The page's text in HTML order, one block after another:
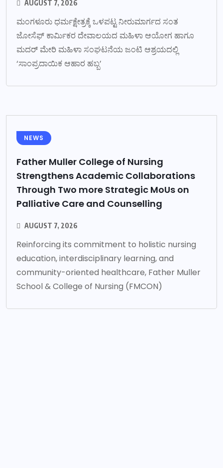
AUGUST 7, 2026
ಮಂಗಳೂರು ಧರ್ಮಕ್ಷೇತ್ರಕ್ಕೆ ಒಳಪಟ್ಟ ನೀರುಮಾರ್ಗದ ಸಂತ
ಜೋಸೆಫ್ ಕಾರ್ಮಿಕರ ದೇವಾಲಯದ ಮಹಿಳಾ ಆಯೋಗ ಹಾಗೂ
ಮದರ್ ಮೇರಿ ಮಹಿಳಾ ಸಂಘಟನೆಯ ಜಂಟಿ ಆಶ್ರಯದಲ್ಲಿ
‘ಸಾಂಪ್ರದಾಯಿಕ ಆಹಾರ ಹಬ್ಬ’
NEWS
Father Muller College of Nursing
Strengthens Academic Collaborations
Through Two more Strategic MoUs on
Palliative Care and Counselling
AUGUST 7, 2026
Reinforcing its commitment to holistic nursing
education, interdisciplinary learning, and
community-oriented healthcare, Father Muller
School & College of Nursing (FMCON)